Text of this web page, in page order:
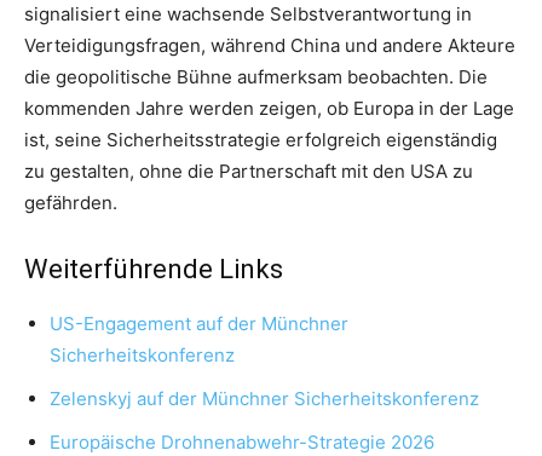
signalisiert eine wachsende Selbstverantwortung in
Verteidigungsfragen, während China und andere Akteure
die geopolitische Bühne aufmerksam beobachten. Die
kommenden Jahre werden zeigen, ob Europa in der Lage
ist, seine Sicherheitsstrategie erfolgreich eigenständig
zu gestalten, ohne die Partnerschaft mit den USA zu
gefährden.
Weiterführende Links
US-Engagement auf der Münchner
Sicherheitskonferenz
Zelenskyj auf der Münchner Sicherheitskonferenz
Europäische Drohnenabwehr-Strategie 2026